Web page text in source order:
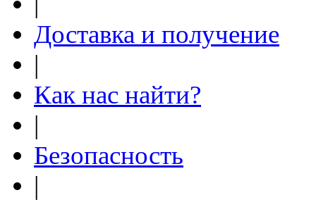
Доставка и получение
|
Как нас найти?
|
Безопасность
|